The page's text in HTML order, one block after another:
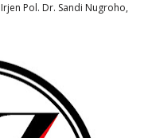
Pol. Dr. Sandi Nugroho,